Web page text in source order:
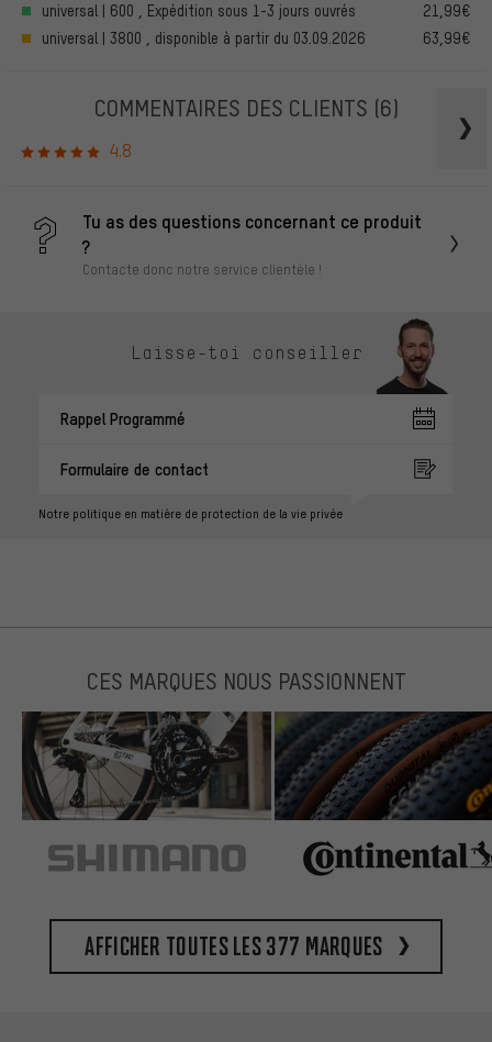
universal | 600 , Expédition sous 1-3 jours ouvrés
21,99€
universal | 3800 , disponible à partir du 03.09.2026
63,99€
COMMENTAIRES DES CLIENTS (6)
4.8
Tu as des questions concernant ce produit
?
Contacte donc notre service clientèle !
Laisse-toi conseiller
Rappel Programmé
Formulaire de contact
Notre politique en matière de protection de la vie privée
CES MARQUES NOUS PASSIONNENT
Afficher toutes les 377 marques